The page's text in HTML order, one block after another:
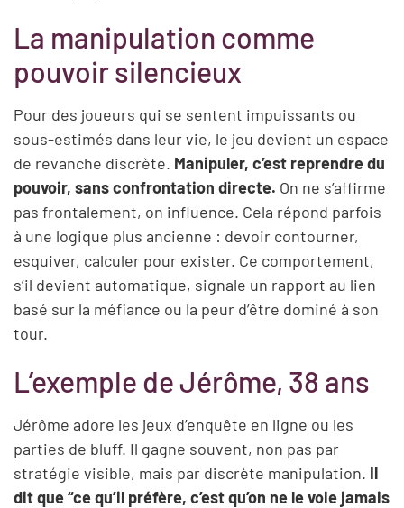
La manipulation comme
pouvoir silencieux
Pour des joueurs qui se sentent impuissants ou
sous-estimés dans leur vie, le jeu devient un espace
de revanche discrète. Manipuler, c’est reprendre du
pouvoir, sans confrontation directe. On ne s’affirme
pas frontalement, on influence. Cela répond parfois
à une logique plus ancienne : devoir contourner,
esquiver, calculer pour exister. Ce comportement,
s’il devient automatique, signale un rapport au lien
basé sur la méfiance ou la peur d’être dominé à son
tour.
L’exemple de Jérôme, 38 ans
Jérôme adore les jeux d’enquête en ligne ou les
parties de bluff. Il gagne souvent, non pas par
stratégie visible, mais par discrète manipulation. Il
dit que “ce qu’il préfère, c’est qu’on ne le voie jamais